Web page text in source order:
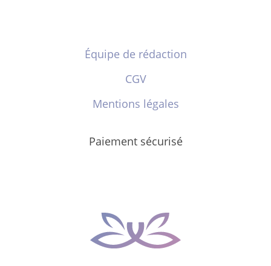
Équipe de rédaction
CGV
Mentions légales
Paiement sécurisé